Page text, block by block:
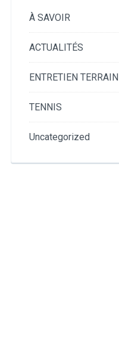
À SAVOIR
ACTUALITÉS
ENTRETIEN TERRAIN
TENNIS
Uncategorized